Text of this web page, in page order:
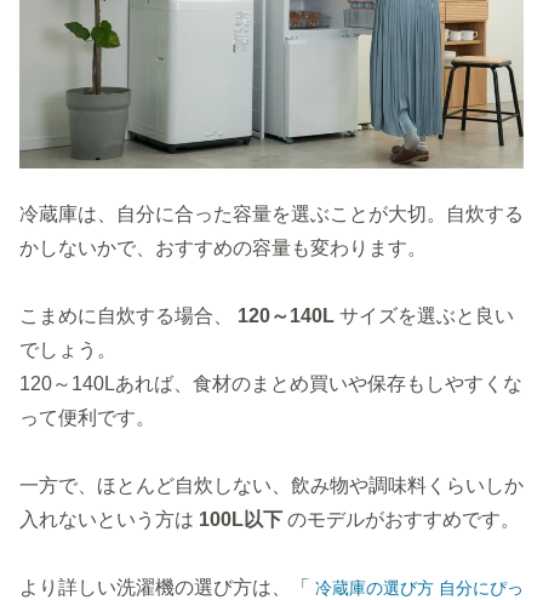
冷蔵庫は、自分に合った容量を選ぶことが大切。自炊する
かしないかで、おすすめの容量も変わります。
こまめに自炊する場合、 120～140L サイズを選ぶと良い
でしょう。
120～140Lあれば、食材のまとめ買いや保存もしやすくな
って便利です。
一方で、ほとんど自炊しない、飲み物や調味料くらいしか
入れないという方は 100L以下 のモデルがおすすめです。
より詳しい洗濯機の選び方は、「 冷蔵庫の選び方 自分にぴっ